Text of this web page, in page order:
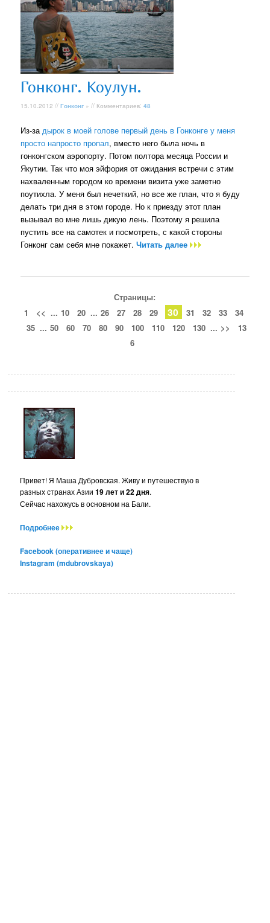
Гонконг. Коулун.
15.10.2012 //Гонконг » // Комментариев:48
Из-за дырок в моей голове первый день в Гонконге у меня
просто напросто пропал, вместо него была ночь в
гонконгском аэропорту. Потом полтора месяца России и
Якутии. Так что моя эйфория от ожидания встречи с этим
нахваленным городом ко времени визита уже заметно
поутихла. У меня был нечеткий, но все же план, что я буду
делать три дня в этом городе. Но к приезду этот план
вызывал во мне лишь дикую лень. Поэтому я решила
пустить все на самотек и посмотреть, с какой стороны
Гонконг сам себя мне покажет.Читать далее
Страницы:
1
<< ... 10 20 ... 26 27 28 29 30 31 32 33
34
35 ... 50 60 70 80 90 100 110 120 130 ... >>
13
6
Привет! Я Маша Дубровская. Живу и путешествую в
разных странах Азии19 лет и 22 дня.
Сейчас нахожусь в основном на Бали.
Подробнее
Facebook (оперативнее и чаще)
Instagram (mdubrovskaya)